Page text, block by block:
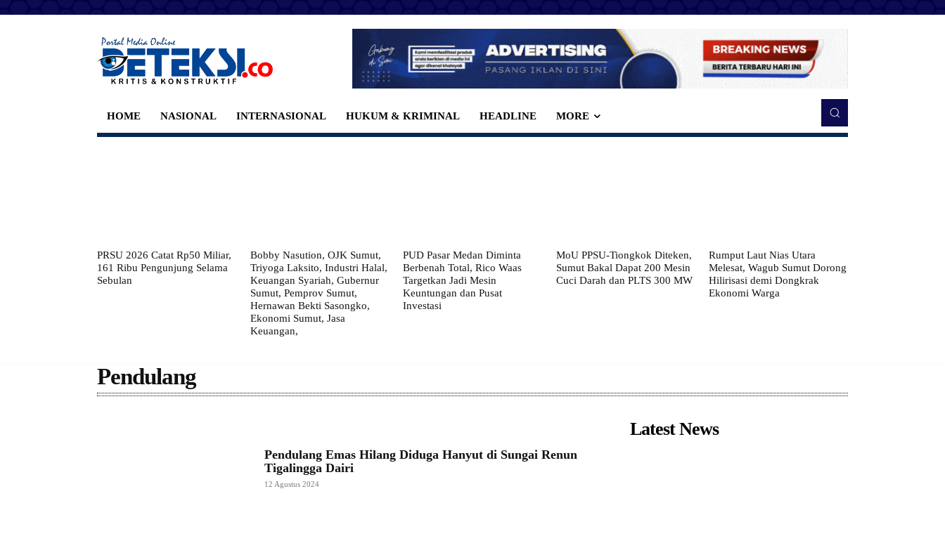
HOME NASIONAL INTERNASIONAL HUKUM & KRIMINAL HEADLINE MORE
PRSU 2026 Catat Rp50 Miliar,
161 Ribu Pengunjung Selama
Sebulan
Bobby Nasution, OJK Sumut,
Triyoga Laksito, Industri Halal,
Keuangan Syariah, Gubernur
Sumut, Pemprov Sumut,
Hernawan Bekti Sasongko,
Ekonomi Sumut, Jasa
Keuangan,
PUD Pasar Medan Diminta
Berbenah Total, Rico Waas
Targetkan Jadi Mesin
Keuntungan dan Pusat
Investasi
MoU PPSU-Tiongkok Diteken,
Sumut Bakal Dapat 200 Mesin
Cuci Darah dan PLTS 300 MW
Rumput Laut Nias Utara
Melesat, Wagub Sumut Dorong
Hilirisasi demi Dongkrak
Ekonomi Warga
Pendulang
Pendulang Emas Hilang Diduga Hanyut di Sungai Renun
Tigalingga Dairi
12 Agustus 2024
Latest News